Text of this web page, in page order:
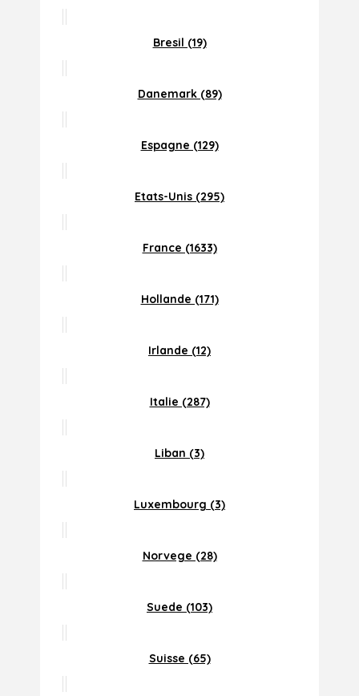
Bresil (19)
Danemark (89)
Espagne (129)
Etats-Unis (295)
France (1633)
Hollande (171)
Irlande (12)
Italie (287)
Liban (3)
Luxembourg (3)
Norvege (28)
Suede (103)
Suisse (65)